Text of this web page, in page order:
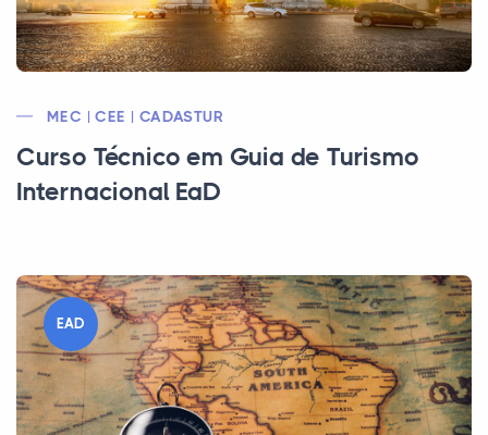
MEC | CEE | CADASTUR
Curso Técnico em Guia de Turismo
Internacional EaD
EAD